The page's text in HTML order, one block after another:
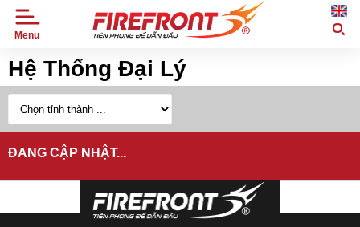
Menu
TRANG
CHỦ
GIỚI
THIỆU
SẢN
PHẨM
Hệ Thống Đại Lý
ĐANG CẬP NHẬT...